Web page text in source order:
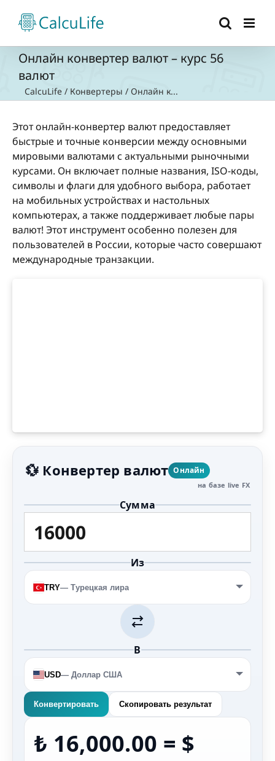
content
Онлайн конвертер валют – курс 56
валют
CalcuLife / Конвертеры / Онлайн к...
Этот онлайн-конвертер валют предоставляет
быстрые и точные конверсии между основными
мировыми валютами с актуальными рыночными
курсами. Он включает полные названия, ISO-коды,
символы и флаги для удобного выбора, работает
на мобильных устройствах и настольных
компьютерах, а также поддерживает любые пары
валют! Этот инструмент особенно полезен для
пользователей в России, которые часто совершают
международные транзакции.
💱 Конвертер валют Онлайн
на базе live FX
Сумма
Из
TRY— Турецкая лира
В
USD— Доллар США
Конвертировать Скопировать результат
₺ 16,000.00 = $